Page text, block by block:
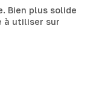
Bien plus solide
à utiliser sur